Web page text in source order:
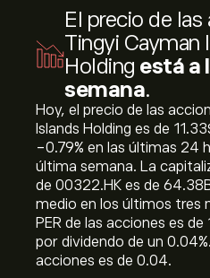
El precio de
Tingyi Cayman
Holding está a
semana.
Hoy, el precio de las
Islands Holding es de
‎-0.79‎% en las últimas 24
última semana. La
de 00322.HK es de
medio en los últimos tres
PER de las acciones es de
por dividendo de un
acciones es de 0.04.